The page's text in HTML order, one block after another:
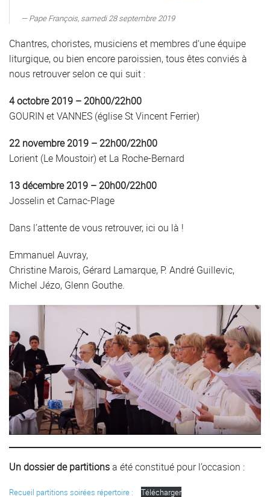
Pape François, samedi 28 septembre 2019
Chantres, choristes, musiciens et membres d‘une équipe
liturgique, ou bien encore paroissien, tous êtes conviés à
nous retrouver selon ce qui suit :
4 octobre 2019 – 20h00/22h00
GOURIN et VANNES (église St Vincent Ferrier)
22 novembre 2019 – 22h00/22h00
Lorient (Le Moustoir) et La Roche-Bernard
13 décembre 2019 – 20h00/22h00
Josselin et Carnac-Plage
Dans l’attente de vous retrouver, ici ou là !
Emmanuel Auvray,
Christine Marois, Gérard Lamarque, P. André Guillevic,
Michel Jézo, Glenn Gouthe.
Un dossier de partitionsa été constitué pour l’occasion :
Recueil partitions soirées répertoire : Télécharger